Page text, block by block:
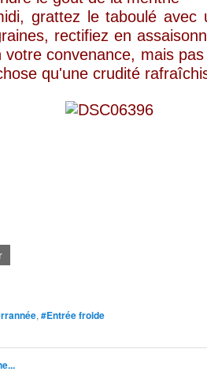
grattez le taboulé avec
rectifiez en
votre convenance, mais
qu'une crudité
, #Entrée froide